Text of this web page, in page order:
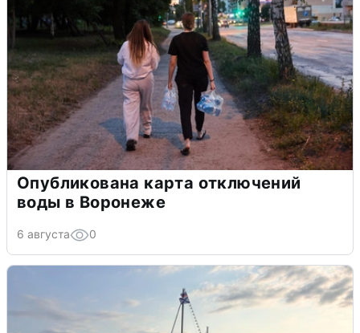
Опубликована карта отключений
воды в Воронеже
6 августа 0